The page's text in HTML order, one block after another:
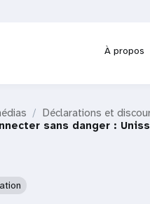
À propos
Déclarations et
sans danger :